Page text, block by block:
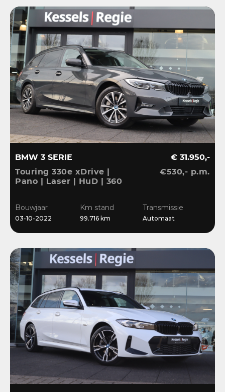
BMW 3 SERIE
Touring 330e xDrive |
Pano | Laser | HuD | 360
Dravit
€ 31.950,-
€530,- p.m.
Bouwjaar
03-10-2022
Km stand
99.716 km
Transmissie
Automaat